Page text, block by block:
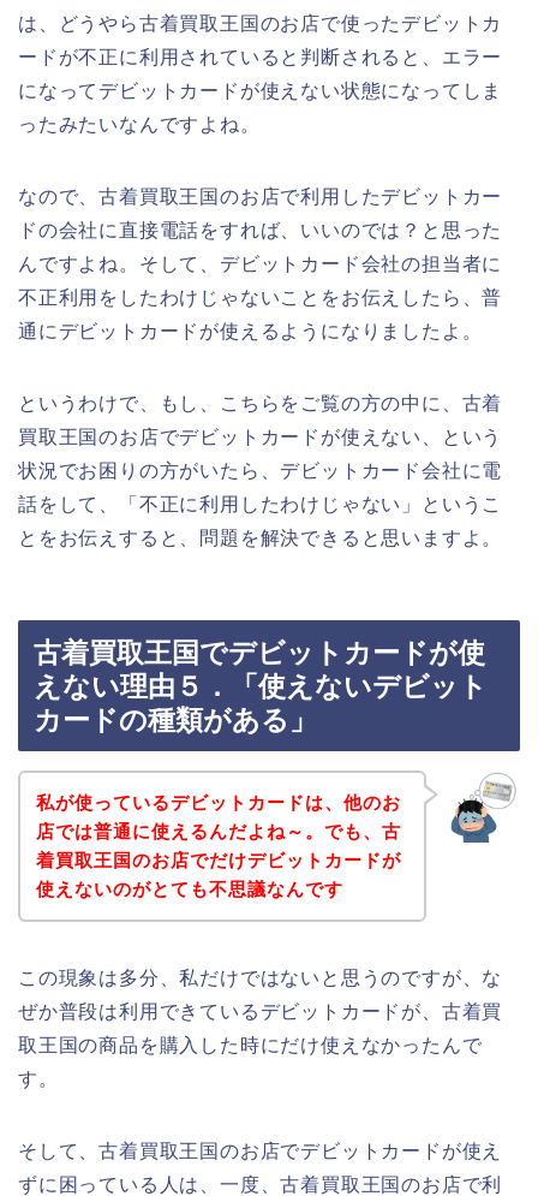
は、どうやら古着買取王国のお店で使ったデビットカ
ードが不正に利用されていると判断されると、エラー
になってデビットカードが使えない状態になってしま
ったみたいなんですよね。
なので、古着買取王国のお店で利用したデビットカー
ドの会社に直接電話をすれば、いいのでは？と思った
んですよね。そして、デビットカード会社の担当者に
不正利用をしたわけじゃないことをお伝えしたら、普
通にデビットカードが使えるようになりましたよ。
というわけで、もし、こちらをご覧の方の中に、古着
買取王国のお店でデビットカードが使えない、という
状況でお困りの方がいたら、デビットカード会社に電
話をして、「不正に利用したわけじゃない」というこ
とをお伝えすると、問題を解決できると思いますよ。
古着買取王国でデビットカードが使
えない理由５．「使えないデビット
カードの種類がある」
私が使っているデビットカードは、他のお
店では普通に使えるんだよね～。でも、古
着買取王国のお店でだけデビットカードが
使えないのがとても不思議なんです
この現象は多分、私だけではないと思うのですが、な
ぜか普段は利用できているデビットカードが、古着買
取王国の商品を購入した時にだけ使えなかったんで
す。
そして、古着買取王国のお店でデビットカードが使え
ずに困っている人は、一度、古着買取王国のお店で利